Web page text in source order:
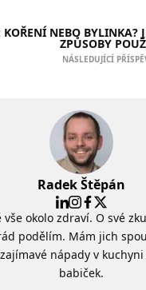
KOŘENÍ NEBO BYLINKA?
ZPŮSOBY
NÁSLEDUJÍCÍ
Radek Štěpán
vše okolo zdraví. O své
podělím. Mám jich
nápady v
babiček.